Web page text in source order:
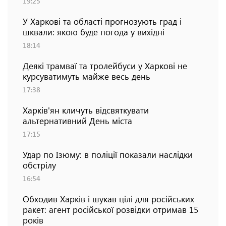
У Харкові та області прогнозують град і
шквали: якою буде погода у вихідні
18:14
Деякі трамваї та тролейбуси у Харкові не
курсуватимуть майже весь день
17:38
Харків'ян кличуть відсвяткувати
альтернативний День міста
17:15
Удар по Ізюму: в поліції показали наслідки
обстрілу
16:54
Обходив Харків і шукав цілі для російських
ракет: агент російської розвідки отримав 15
років